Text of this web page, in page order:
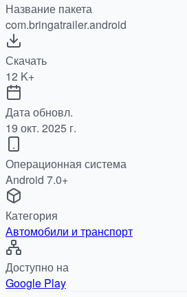
Название пакета
com.bringatrailer.android
Скачать
12 K+
Дата обновл.
19 окт. 2025 г.
Операционная система
Android 7.0+
Категория
Автомобили и транспорт
Доступно на
Google Play